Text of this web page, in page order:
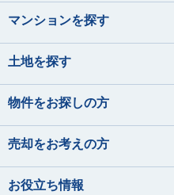
マンションを探す
土地を探す
物件をお探しの方
売却をお考えの方
お役立ち情報